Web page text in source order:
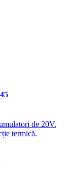
de 20V.
termică.